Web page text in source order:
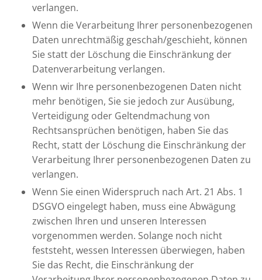
verlangen.
Wenn die Verarbeitung Ihrer personenbezogenen
Daten unrechtmäßig geschah/geschieht, können
Sie statt der Löschung die Einschränkung der
Datenverarbeitung verlangen.
Wenn wir Ihre personenbezogenen Daten nicht
mehr benötigen, Sie sie jedoch zur Ausübung,
Verteidigung oder Geltendmachung von
Rechtsansprüchen benötigen, haben Sie das
Recht, statt der Löschung die Einschränkung der
Verarbeitung Ihrer personenbezogenen Daten zu
verlangen.
Wenn Sie einen Widerspruch nach Art. 21 Abs. 1
DSGVO eingelegt haben, muss eine Abwägung
zwischen Ihren und unseren Interessen
vorgenommen werden. Solange noch nicht
feststeht, wessen Interessen überwiegen, haben
Sie das Recht, die Einschränkung der